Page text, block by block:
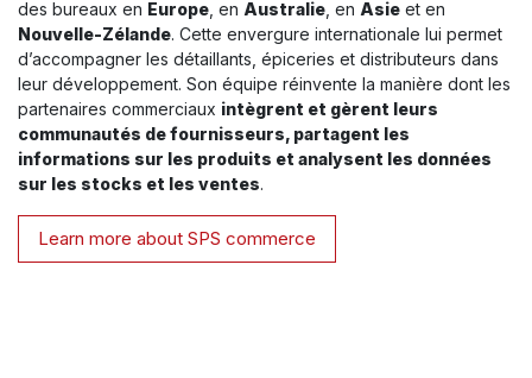
des bureaux en Europe , en Australie , en Asie et en
Nouvelle-Zélande. Cette envergure internationale lui permet
d’accompagner les détaillants, épiceries et distributeurs dans
leur développement. Son équipe réinvente la manière dont les
partenaires commerciaux intègrent et gèrent leurs
communautés de fournisseurs, partagent les
informations sur les produits et analysent les données
sur les stocks et les ventes.
Learn more about SPS commerce